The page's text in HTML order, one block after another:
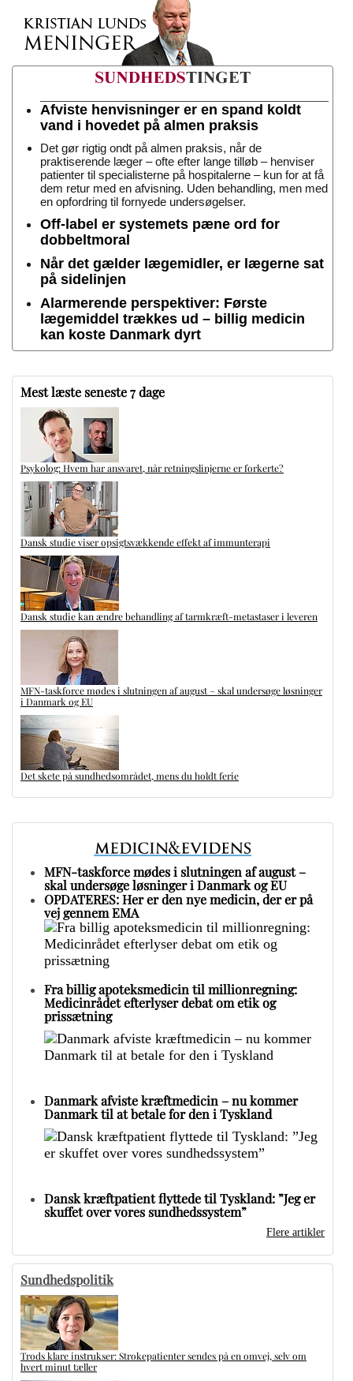
Afviste henvisninger er en spand koldt
vand i hovedet på almen praksis
Det gør rigtig ondt på almen praksis, når de
praktiserende læger – ofte efter lange tilløb – henviser
patienter til specialisterne på hospitalerne – kun for at få
dem retur med en afvisning. Uden behandling, men med
en opfordring til fornyede undersøgelser.
Off-label er systemets pæne ord for
dobbeltmoral
Når det gælder lægemidler, er lægerne sat
på sidelinjen
Alarmerende perspektiver: Første
lægemiddel trækkes ud – billig medicin
kan koste Danmark dyrt
Mest læste seneste 7 dage
Psykolog: Hvem har ansvaret, når retningslinjerne er forkerte?
Dansk studie viser opsigtsvækkende effekt af immunterapi
Dansk studie kan ændre behandling af tarmkræft-metastaser i leveren
MFN-taskforce mødes i slutningen af august – skal undersøge løsninger
i Danmark og EU
Det skete på sundhedsområdet, mens du holdt ferie
MFN-taskforce mødes i slutningen af august –
skal undersøge løsninger i Danmark og EU
OPDATERES: Her er den nye medicin, der er på
vej gennem EMA
Fra billig apoteksmedicin til millionregning:
Medicinrådet efterlyser debat om etik og
prissætning
Danmark afviste kræftmedicin – nu kommer
Danmark til at betale for den i Tyskland
Dansk kræftpatient flyttede til Tyskland: ”Jeg er
skuffet over vores sundhedssystem”
Flere artikler
Sundhedspolitik
Trods klare instrukser: Strokepatienter sendes på en omvej, selv om
hvert minut tæller